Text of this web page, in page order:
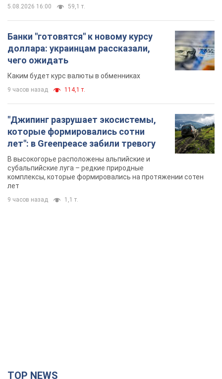
"Джипинг разрушает экосистемы,
которые формировались сотни
лет": в Greenpeace забили тревогу
В высокогорье расположены альпийские и
комплексы, которые формировались на протяжении сотен
лет